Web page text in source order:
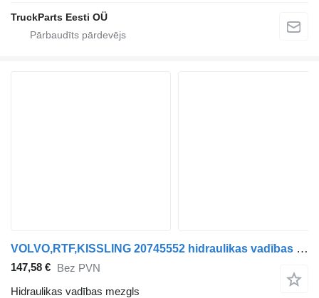
TruckParts Eesti OÜ
VOLVO,RTF,KISSLING 20745552 hidraulikas vadības mezgls paredzēts Volvo B6, B7, B9, B10, B12 bus (1978-2011) autobusa
147,58 € Bez PVN
Hidraulikas vadības mezgls